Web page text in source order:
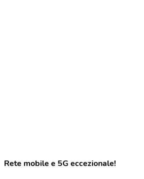
Rete mobile e 5G eccezionale!